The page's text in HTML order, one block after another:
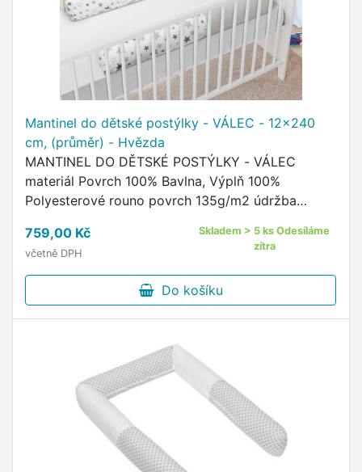
Mantinel do dětské postýlky - VÁLEC - 12x240
cm, (průměr) - Hvězda
MANTINEL DO DĚTSKÉ POSTÝLKY - VÁLEC
materiál Povrch 100% Bavlna, Výplň 100%
Polyesterové rouno povrch 135g/m2 údržba
sušičce nedoporučujeme údržba výplně …
759,00 Kč
včetně DPH
Skladem > 5 ks Odesíláme
zítra
Do košíku